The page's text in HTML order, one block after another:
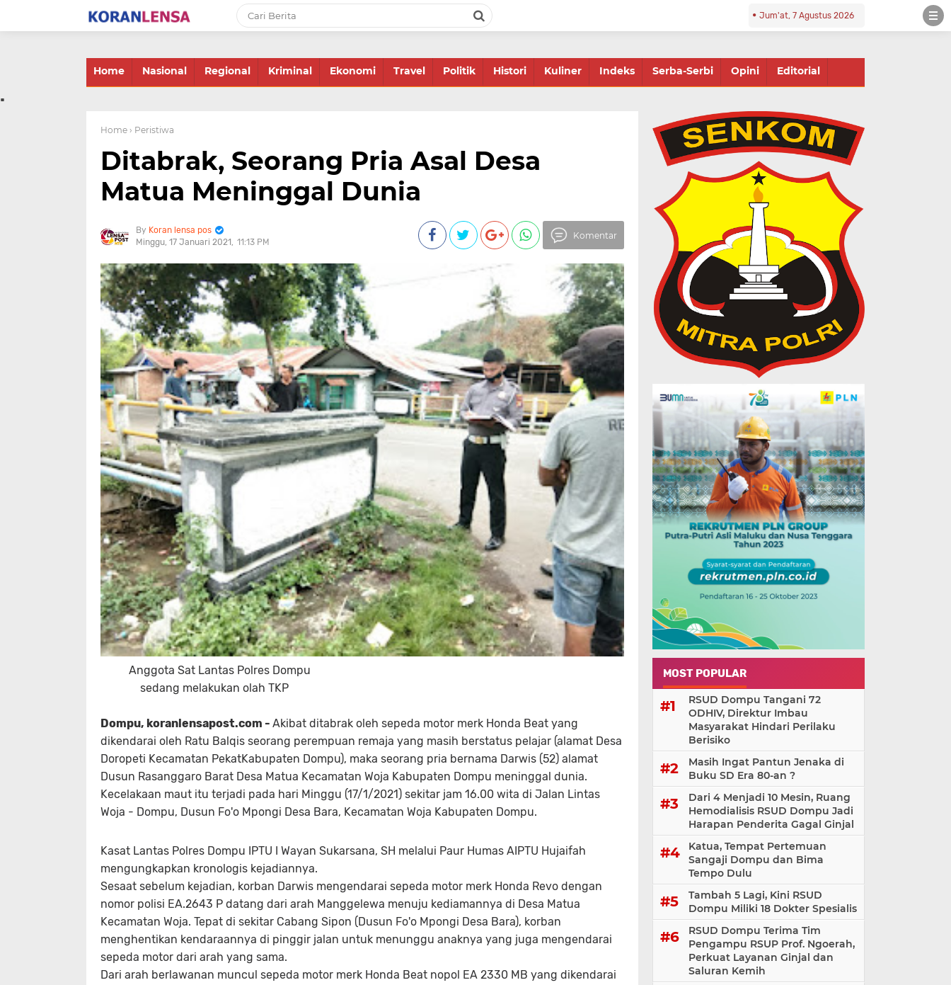
Jum'at, 7 Agustus 2026
Home Nasional Regional Kriminal Ekonomi Travel Politik Histori Kuliner Indeks Serba-Serbi Opini Editorial
.
Home › Peristiwa
Ditabrak, Seorang Pria Asal Desa
Matua Meninggal Dunia
Koran lensa pos
Minggu, 17 Januari 2021
11:13 PM
Komentar
Anggota Sat Lantas Polres Dompu
sedang melakukan olah TKP
Dompu, koranlensapost.com - Akibat ditabrak oleh sepeda motor merk Honda Beat yang
dikendarai oleh Ratu Balqis seorang perempuan remaja yang masih berstatus pelajar (alamat Desa
Doropeti Kecamatan PekatKabupaten Dompu), maka seorang pria bernama Darwis (52) alamat
Dusun Rasanggaro Barat Desa Matua Kecamatan Woja Kabupaten Dompu meninggal dunia.
Kecelakaan maut itu terjadi pada hari Minggu (17/1/2021) sekitar jam 16.00 wita di Jalan Lintas
Woja - Dompu, Dusun Fo'o Mpongi Desa Bara, Kecamatan Woja Kabupaten Dompu.
Kasat Lantas Polres Dompu IPTU I Wayan Sukarsana, SH melalui Paur Humas AIPTU Hujaifah
mengungkapkan kronologis kejadiannya.
Sesaat sebelum kejadian, korban Darwis mengendarai sepeda motor merk Honda Revo dengan
nomor polisi EA.2643 P datang dari arah Manggelewa menuju kediamannya di Desa Matua
Kecamatan Woja. Tepat di sekitar Cabang Sipon (Dusun Fo'o Mpongi Desa Bara), korban
menghentikan kendaraannya di pinggir jalan untuk menunggu anaknya yang juga mengendarai
sepeda motor dari arah yang sama.
Dari arah berlawanan muncul sepeda motor merk Honda Beat nopol EA 2330 MB yang dikendarai
MOST POPULAR
RSUD Dompu Tangani 72
ODHIV, Direktur Imbau
Masyarakat Hindari Perilaku
Berisiko
Masih Ingat Pantun Jenaka di
Buku SD Era 80-an ?
Dari 4 Menjadi 10 Mesin, Ruang
Hemodialisis RSUD Dompu Jadi
Harapan Penderita Gagal Ginjal
Katua, Tempat Pertemuan
Sangaji Dompu dan Bima
Tempo Dulu
Tambah 5 Lagi, Kini RSUD
Dompu Miliki 18 Dokter Spesialis
RSUD Dompu Terima Tim
Pengampu RSUP Prof. Ngoerah,
Perkuat Layanan Ginjal dan
Saluran Kemih